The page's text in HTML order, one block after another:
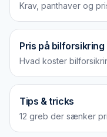
Krav, panthaver og
Pris på
Hvad koster
Tips & tricks
12 greb der sænker